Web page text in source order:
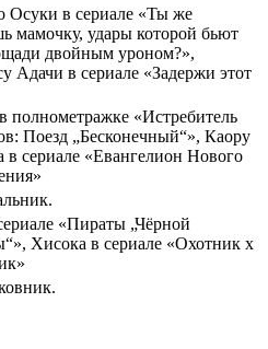
Осуки в сериале «Ты же
мамочку, удары которой бьют
двойным уроном?»,
Адачи в сериале «Задержи этот
полнометражке «Истребитель
Поезд „Бесконечный“», Каору
в сериале «Евангелион Нового
«Пираты „Чёрной
Хисока в сериале «Охотник х